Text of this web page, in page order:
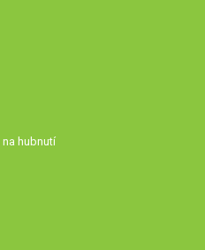
hubnutí